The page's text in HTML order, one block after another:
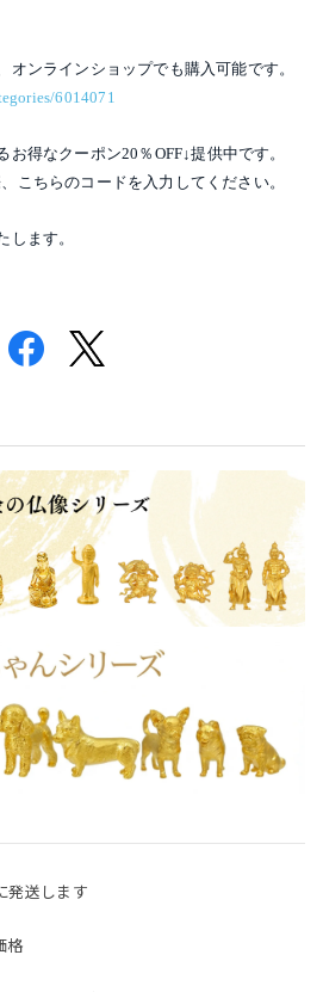
発送します
格
オンラインショップでも購入可能です。
6014071
得なクーポン20％OFF↓提供中です。
こちらのコードを入力してください。
します。